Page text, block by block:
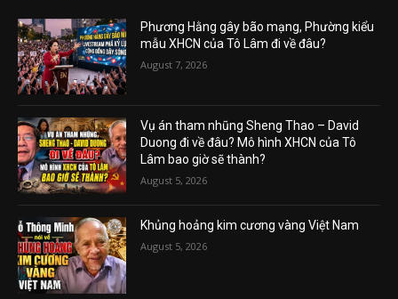
Phương Hằng gây bão mạng, Phường kiểu
mẫu XHCN của Tô Lâm đi về đâu?
August 7, 2026
Vụ án tham nhũng Sheng Thao – David
Duong đi về đâu? Mô hình XHCN của Tô
Lâm bao giờ sẽ thành?
August 5, 2026
Khủng hoảng kim cương vàng Việt Nam
August 5, 2026